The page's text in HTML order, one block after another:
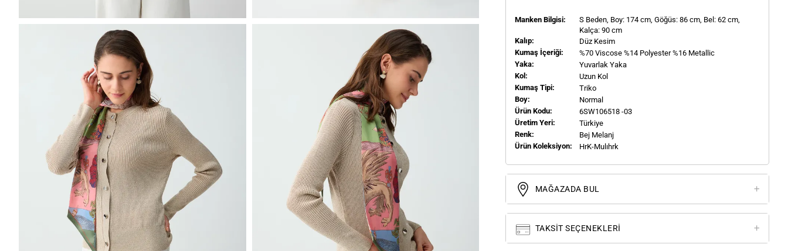
Manken Bilgisi: S Beden, Boy: 174 cm, Göğüs: 86 cm, Bel: 62 cm,
Kalça: 90 cm
Kalıp:
Düz Kesim
Kumaş İçeriği:
%70 Viscose %14 Polyester %16 Metallic
Yaka:
Yuvarlak Yaka
Kol:
Uzun Kol
Kumaş Tipi:
Triko
Boy:
Normal
Ürün Kodu:
6SW106518 -03
Üretim Yeri:
Türkiye
Renk:
Bej Melanj
Ürün Koleksiyon:
HrK-Mulıhrk
MAĞAZADA BUL
TAKSIT SEÇENEKLERI